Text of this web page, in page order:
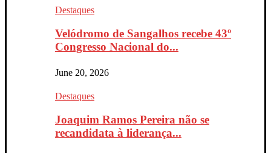
Destaques
Velódromo de Sangalhos recebe 43º
Congresso Nacional do...
June 20, 2026
Destaques
Joaquim Ramos Pereira não se
recandidata à liderança...